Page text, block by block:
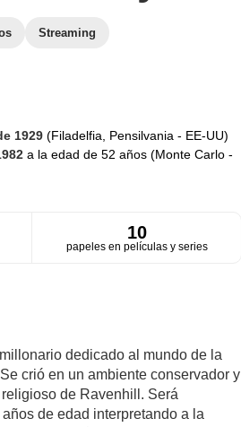
Streaming
1929 (Filadelfia, Pensilvania - EE-UU)
a la edad de 52 años (Monte Carlo -
10
papeles en películas y series
dedicado al mundo de la
crió en un ambiente conservador y
de Ravenhill. Será
de edad interpretando a la